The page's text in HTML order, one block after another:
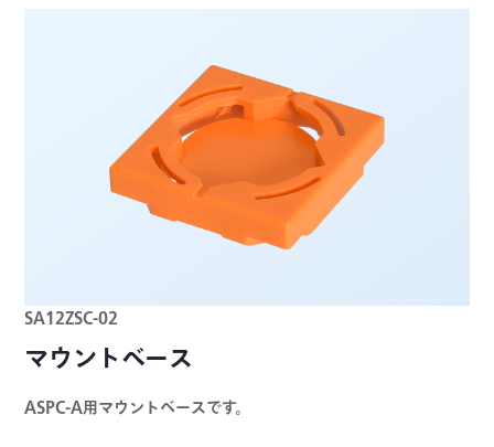
SA12ZSC-02
マウントベース
ASPC-A用マウントベースです。